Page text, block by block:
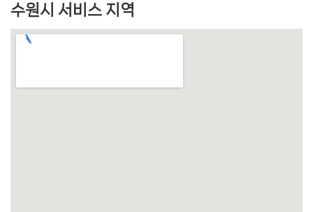
수원시 서비스 지역